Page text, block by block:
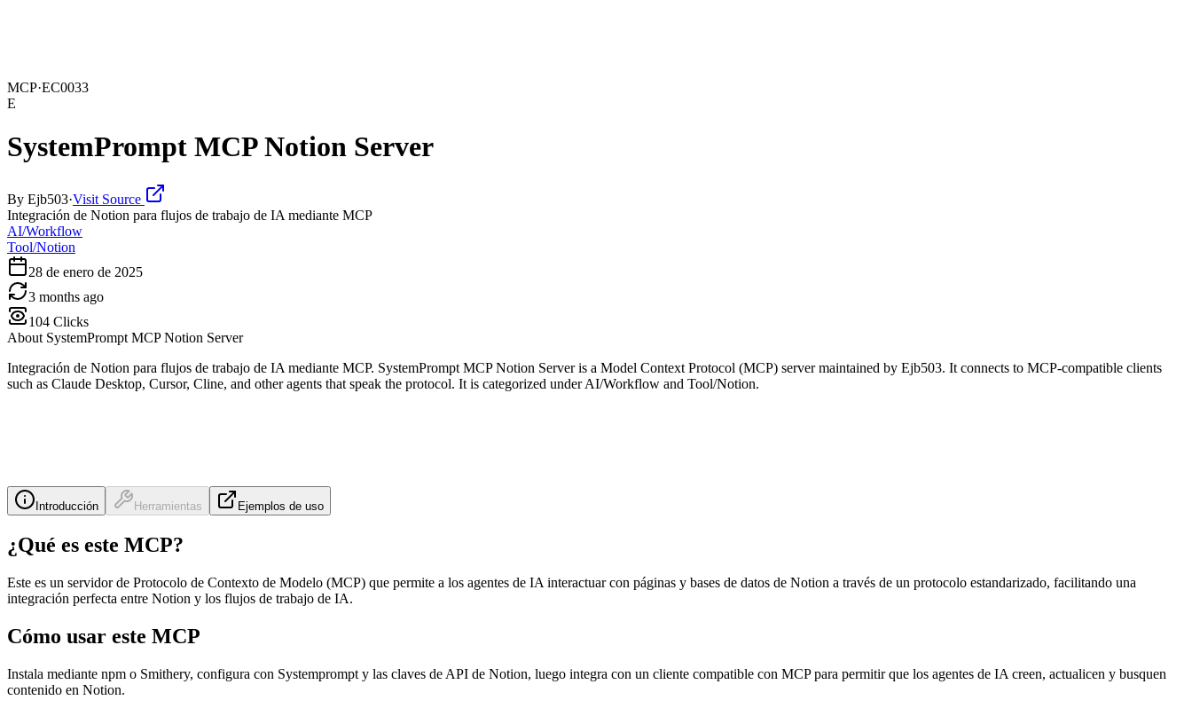
MCP·EC0033
E
SystemPrompt MCP Notion Server
By Ejb503·Visit Source
Integración de Notion para flujos de trabajo de IA mediante MCP
AI/Workflow
Tool/Notion
28 de enero de 2025
3 months ago
104 Clicks
About SystemPrompt MCP Notion Server
Integración de Notion para flujos de trabajo de IA mediante MCP. SystemPrompt MCP Notion Server is a Model Context Protocol (MCP) server maintained by Ejb503. It connects to MCP-compatible clients
such as Claude Desktop, Cursor, Cline, and other agents that speak the protocol. It is categorized under AI/Workflow and Tool/Notion.
Introducción Herramientas Ejemplos de uso
¿Qué es este MCP?
Este es un servidor de Protocolo de Contexto de Modelo (MCP) que permite a los agentes de IA interactuar con páginas y bases de datos de Notion a través de un protocolo estandarizado, facilitando una
integración perfecta entre Notion y los flujos de trabajo de IA.
Cómo usar este MCP
Instala mediante npm o Smithery, configura con Systemprompt y las claves de API de Notion, luego integra con un cliente compatible con MCP para permitir que los agentes de IA creen, actualicen y busquen
contenido en Notion.